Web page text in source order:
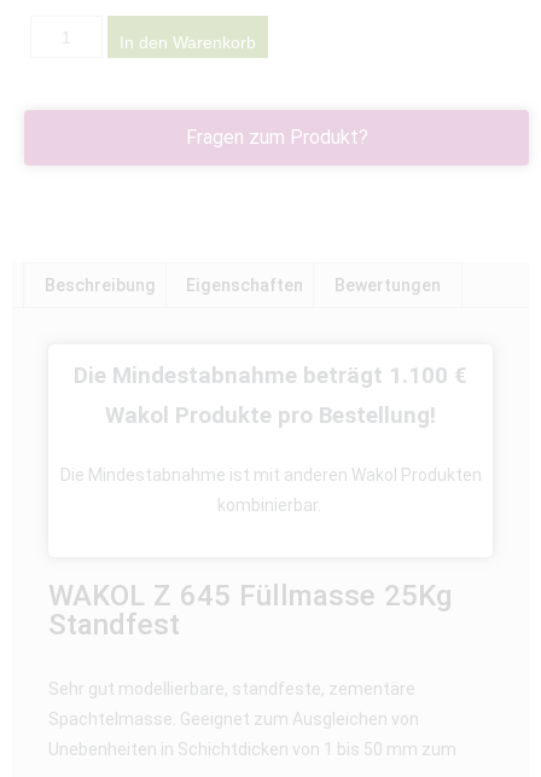
In den Warenkorb
Fragen zum Produkt?
Beschreibung Eigenschaften Bewertungen
Die Mindestabnahme beträgt 1.100 €
Wakol Produkte pro Bestellung!
Die Mindestabnahme ist mit anderen Wakol Produkten
kombinierbar.
WAKOL Z 645 Füllmasse 25Kg
Standfest
Sehr gut modellierbare, standfeste, zementäre
Spachtelmasse. Geeignet zum Ausgleichen von
Unebenheiten in Schichtdicken von 1 bis 50 mm zum